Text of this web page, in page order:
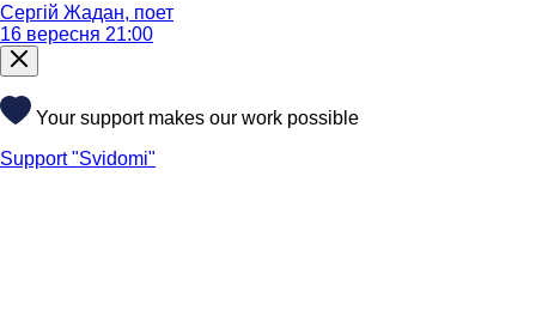
Сергій Жадан, поет
16 вересня 21:00
Your support makes our work possible
Support "Svidomi"